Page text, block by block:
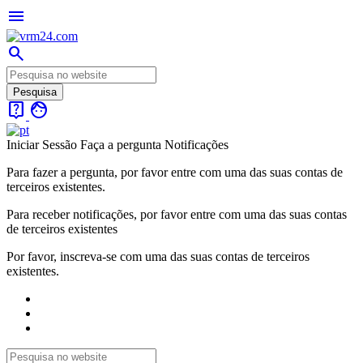
menu
search
live_help face
Iniciar Sessão Faça a pergunta Notificações
Para fazer a pergunta, por favor entre com uma das suas contas de
terceiros existentes.
Para receber notificações, por favor entre com uma das suas contas
de terceiros existentes
Por favor, inscreva-se com uma das suas contas de terceiros
existentes.